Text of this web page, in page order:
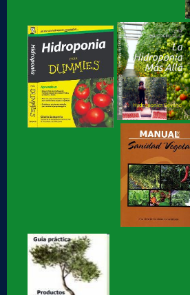
Hidroponia Comercial, libro
Hidroponia básica, libro de
Hidroponia o Hidroponía, como
coordinación con la AICH
Hidroponia, Breve Historia de
coordinacion con la...
Hidroponia, centro
Hidroponia lechugas en la
Hidroponia, invernaderos